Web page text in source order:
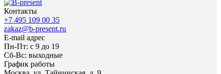
Контакты
+7 495 109 00 35
zakaz@b-present.ru
E-mail адрес
Пн-Пт: с 9 до 19
Сб-Вс: выходные
График работы